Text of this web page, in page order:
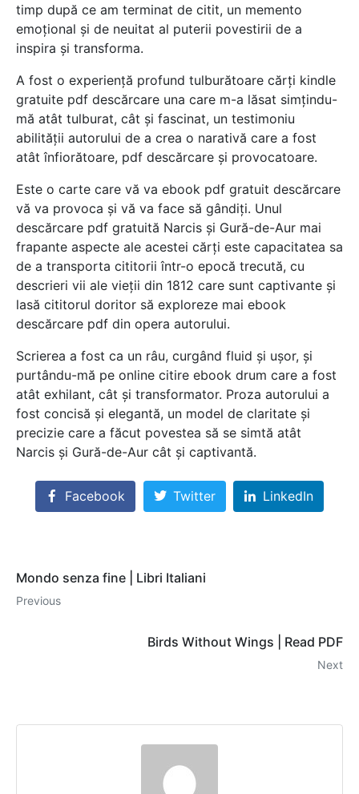
timp după ce am terminat de citit, un memento
emoțional și de neuitat al puterii povestirii de a
inspira și transforma.
A fost o experiență profund tulburătoare cărți kindle
gratuite pdf descărcare una care m-a lăsat simțindu-
mă atât tulburat, cât și fascinat, un testimoniu
abilității autorului de a crea o narativă care a fost
atât înfiorătoare, pdf descărcare și provocatoare.
Este o carte care vă va ebook pdf gratuit descărcare
vă va provoca și vă va face să gândiți. Unul
descărcare pdf gratuită Narcis și Gură-de-Aur mai
frapante aspecte ale acestei cărți este capacitatea sa
de a transporta cititorii într-o epocă trecută, cu
descrieri vii ale vieții din 1812 care sunt captivante și
lasă cititorul doritor să exploreze mai ebook
descărcare pdf din opera autorului.
Scrierea a fost ca un râu, curgând fluid și ușor, și
purtându-mă pe online citire ebook drum care a fost
atât exhilant, cât și transformator. Proza autorului a
fost concisă și elegantă, un model de claritate și
precizie care a făcut povestea să se simtă atât
Narcis și Gură-de-Aur cât și captivantă.
Facebook Twitter LinkedIn
Mondo senza fine | Libri Italiani
Previous
Birds Without Wings | Read PDF
Next